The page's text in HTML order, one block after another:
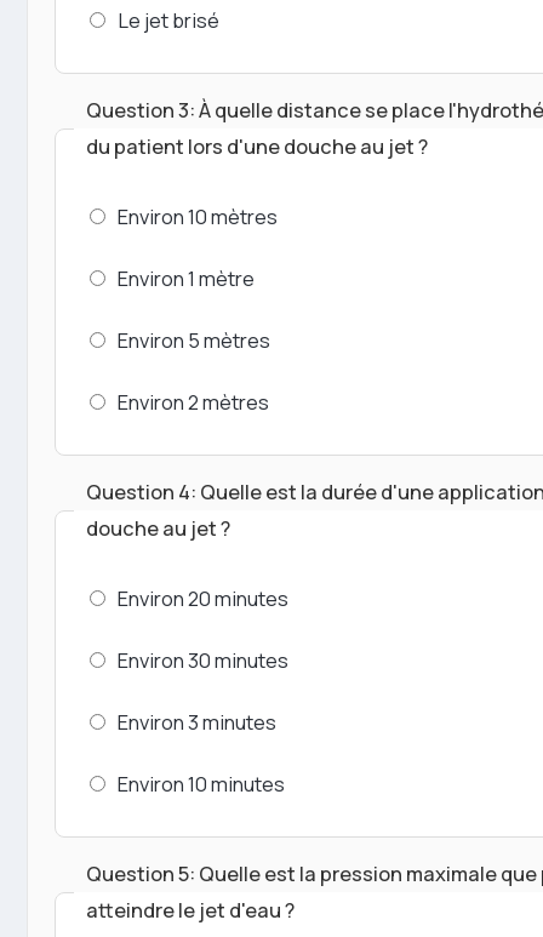
Le jet brisé
Question 3: À quelle distance se place
du patient lors d'une douche au jet ?
Environ 10 mètres
Environ 1 mètre
Environ 5 mètres
Environ 2 mètres
Question 4: Quelle est la durée d'une
douche au jet ?
Environ 20 minutes
Environ 30 minutes
Environ 3 minutes
Environ 10 minutes
Question 5: Quelle est la pression maximale
atteindre le jet d'eau ?